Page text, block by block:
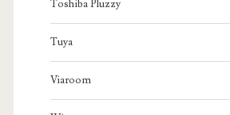
Toshiba Pluzzy
Tuya
Viaroom